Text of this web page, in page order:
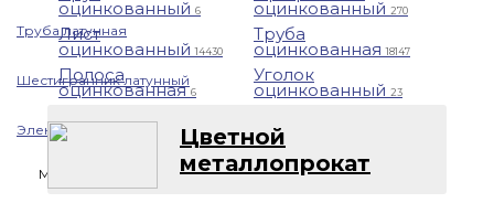
Труба латунная
Шестигранник латунный
Электрод латунный
Медь
оцинкованный 6
Лист
оцинкованный14430
Полоса
оцинкованная6
оцинкованный 270
Труба
оцинкованная18147
Уголок
оцинкованный 23
Цветной
металлопрокат